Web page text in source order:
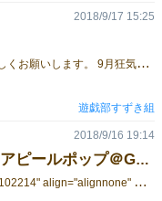
毎
回手抜きですが、よろしくお願いします。 9月狂気の勉強会イベントも無事終了しました。 参加者の皆さま、ありがとうございました。
2018/9/17 15:25
遊戯部すずき組
ゲーム会用ゲームアピールポップ＠GM2018秋新作その他お知らせ
[
caption id="attachment_102214" align="alignnone" width="300"] ゲームポップ大[/caption] [caption id="attachment_102215" align="alignnone" width="300"] ゲームポップ小[/caption] 秘教機械と書いてタントラマシーンと読む土曜日出展予定の有我悟です。何故か今ゲーム作り始めちゃったりしてこれ大丈夫？？？ って慌ててますが、色々告知です。 ◇その1 ゲムマ新作「ゲーム会用ゲームアピールポップセット」 ゲーム会でたくさんのゲームが並んでいて、どんなゲームかわからずに手を出せなかった事はありませんか？ 毎回たくさんゲームを持って行くけれど、遊んでもらえなかった事、ありますよね？ そんな人のための、ゲーム内容をアピールするポップです。小箱用の名刺サイズと、大箱用のはがきサイズを御用意しました！ 鉛筆で練習用の下書きもしやすい、厚みのある白上質紙180kgを使用しています。 ゲームの蓋が開かないようにするためのゴムに貼り付けて使うとゴムが行方不明になりにくいメリットもアリ！ たまにゲーム会で人のゲームのゴムを持って帰ってしまったりする（よくある）ミスもこれで防ぎやすくなるのでは？ カードには名前を書く欄もありますので、同じゲームを間違えて持って帰ってしまうのも防げそうです。 私が主催する同人ボードゲーム会「なごやで同人ボードゲームカフェ会」9/30、および希望者がいれば10/14名古屋コミティア、11/10に大阪で開催される「クトゥルー復活祭」で先行発売する予定です。クトゥルー復活祭は出展者まだ募集してるらしいですよ？？？ なお価格ですが大小20枚計40枚を500円で買えるようにしたいなと思ってます。 ◇その2 「なごやで同人ボードゲームカフェ会」で、ゲームマーケット出展サークル様向けサークルカット掲示サービスします。 イベントとしては小規模ですが、名古屋方面の同人ボードゲームに興味を持った層に直接アピール出来る機会ですので、料金も無料ですし、サークルカットを送ってみませんか？ おおむねはがきサイズ程度にサークルカットを印刷して掲示します。面倒だったら手直ししないでそのまま送ってもらってOK。（受付番号だけ出来れば消して下さい。残ってたらこっちで消します） サークルで告知用のチラシなどを御用意いただいている方は、お送りいただければ会場で配布＆少部数であれば上記イベントや名古屋市内のゲームショップなどへの配布・設置のお手伝いも出来ます。 条件？ うちのイベント宣伝してくれたらええやで！ TwitterでRTするだけでオッケーです。協力してやろうという方、告知して欲しい方、是非どうぞ！ なお、#なドか では、ゲームマーケット秋の出展サークル様によるテストプレイやプロモーションなども歓迎しております！ ◇その3 「世界の七不思議/7Wonders」のプレイサマリーの委託販売開始しました。 https://banesto.nagoya/shopdetail/000000006853/006/X/page1/product/ アントワーヌ・ボザの名作ゲーム「世界の七不思議/7Wonders」私家版サマリーをバネストさんで委託販売していただいています。ゲームマーケットまでに再販予定ではありますが、遠方でゲームマーケット不参加が確定されている方などは、バネストでの通販をオススメしています。コミケで買いそびれた方や、最近このゲームを知った方は是非！ プレイやインストがやりやすくなりますよ！ なお、ゲーム内容的に上記参加予定イベントへの持ち込みはいたしません（同人ゲーじゃないし、オリジナルじゃないし、クトゥルフでもないからね……）。
2018/9/16 19:14